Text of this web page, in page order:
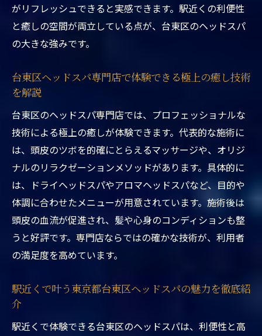
感するポイント
台東区ヘッドスパ駅近くで短時間でも深い
リラックス効果
極上の癒し空間
東京都台東区の魅力
東京都台東区ヘッドスパ駅近くで叶う贅沢
なリラクゼーション時間
頭皮ケアと癒しを両立したい方へおすすめ
東京都台東区ヘッドスパ駅近くで受ける頭
皮ケアと癒しの両立法
台東区ヘッドスパ専門店が提案する頭皮ケ
アとリラクゼーション
健康ケアの特徴
皮ケアの大切さ
がリフレッシュできると実感できます。駅近くの利便性
と癒しの空間が両立している点が、台東区のヘッドスパ
の大きな強みです。
台東区ヘッドスパ専門店で体験できる極上の癒し技術
を解説
台東区のヘッドスパ専門店では、プロフェッショナルな
技術による極上の癒しが体験できます。代表的な施術に
は、頭皮のツボを的確にとらえるマッサージや、オリジ
ナルのリラクゼーションメソッドがあります。具体的に
は、ドライヘッドスパやアロマヘッドスパなど、目的や
体調に合わせたメニューが用意されています。施術後は
頭皮の血流が促進され、髪や心身のコンディションも整
うと好評です。専門店ならではの確かな技術が、利用者
の満足度を高めています。
駅近くで叶う東京都台東区ヘッドスパの魅力を徹底紹
介
駅近くで体験できる台東区のヘッドスパは、利便性と高